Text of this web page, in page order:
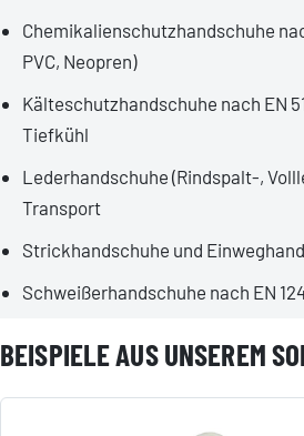
Chemikalienschutzhandschuhe
PVC, Neopren)
Kälteschutzhandschuhe nach EN
Tiefkühl
Lederhandschuhe (Rindspalt-,
Transport
Strickhandschuhe und
Schweißerhandschuhe nach EN
BEISPIELE AUS UNSEREM